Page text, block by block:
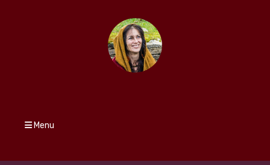
Menu